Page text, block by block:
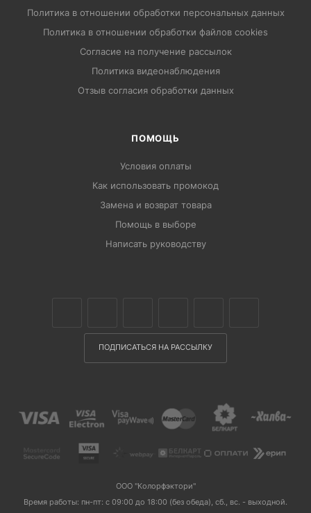
Политика в отношении обработки персональных данных
Политика в отношении обработки файлов cookies
Согласие на получение рассылок
Политика видеонаблюдения
Отзыв согласия обработки данных
ПОМОЩЬ
Условия оплаты
Как использовать промокод
Замена и возврат товара
Помощь в выборе
Написать руководству
ПОДПИСАТЬСЯ НА РАССЫЛКУ
ООО "Колорфэктори"
Время работы: пн-пт: с 09:00 до 18:00 (без обеда), сб., вс. - выходной.